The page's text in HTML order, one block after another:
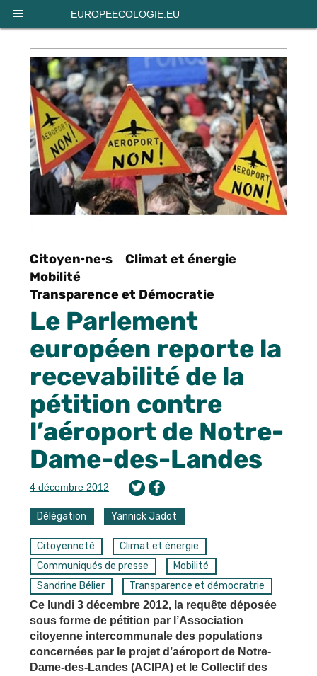
EUROPEECOLOGIE.EU
Citoyen·ne·s
Climat et énergie
Mobilité
Transparence et Démocratie
Le Parlement
européen reporte la
recevabilité de la
pétition contre
l’aéroport de Notre-
Dame-des-Landes
4 décembre 2012
Délégation Yannick Jadot
Citoyenneté
Climat et énergie
Communiqués de presse
Mobilité
Sandrine Bélier
Transparence et démocratrie
Ce lundi 3 décembre 2012, la requête déposée
sous forme de pétition par l’Association
citoyenne intercommunale des populations
concernées par le projet d’aéroport de Notre-
Dame-des-Landes (ACIPA) et le Collectif des